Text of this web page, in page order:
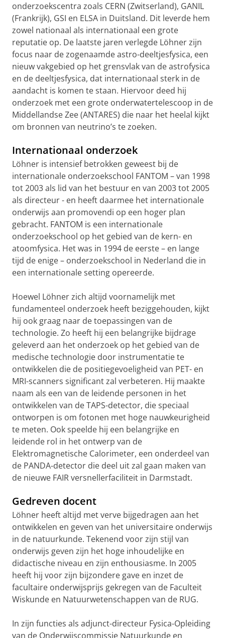
onderzoekscentra zoals CERN (Zwitserland), GANIL
(Frankrijk), GSI en ELSA in Duitsland. Dit leverde hem
zowel nationaal als internationaal een grote
reputatie op. De laatste jaren verlegde Löhner zijn
focus naar de zogenaamde astro-deeltjesfysica, een
nieuw vakgebied op het grensvlak van de astrofysica
en de deeltjesfysica, dat internationaal sterk in de
aandacht is komen te staan. Hiervoor deed hij
onderzoek met een grote onderwatertelescoop in de
Middellandse Zee (ANTARES) die naar het heelal kijkt
om bronnen van neutrino’s te zoeken.
Internationaal onderzoek
Löhner is intensief betrokken geweest bij de
internationale onderzoekschool FANTOM – van 1998
tot 2003 als lid van het bestuur en van 2003 tot 2005
als directeur - en heeft daarmee het internationale
onderwijs aan promovendi op een hoger plan
gebracht. FANTOM is een internationale
onderzoekschool op het gebied van de kern- en
atoomfysica. Het was in 1994 de eerste – en lange
tijd de enige – onderzoekschool in Nederland die in
een internationale setting opereerde.
Hoewel Löhner zich altijd voornamelijk met
fundamenteel onderzoek heeft beziggehouden, kijkt
hij ook graag naar de toepassingen van de
technologie. Zo heeft hij een belangrijke bijdrage
geleverd aan het onderzoek op het gebied van de
medische technologie door instrumentatie te
ontwikkelen die de positiegevoeligheid van PET- en
MRI-scanners significant zal verbeteren. Hij maakte
naam als een van de leidende personen in het
ontwikkelen van de TAPS-detector, die speciaal
ontworpen is om fotonen met hoge nauwkeurigheid
te meten. Ook speelde hij een belangrijke en
leidende rol in het ontwerp van de
Elektromagnetische Calorimeter, een onderdeel van
de PANDA-detector die deel uit zal gaan maken van
de nieuwe FAIR versnellerfaciliteit in Darmstadt.
Gedreven docent
Löhner heeft altijd met verve bijgedragen aan het
ontwikkelen en geven van het universitaire onderwijs
in de natuurkunde. Tekenend voor zijn stijl van
onderwijs geven zijn het hoge inhoudelijke en
didactische niveau en zijn enthousiasme. In 2005
heeft hij voor zijn bijzondere gave en inzet de
facultaire onderwijsprijs gekregen van de Faculteit
Wiskunde en Natuurwetenschappen van de RUG.
In zijn functies als adjunct-directeur Fysica-Opleiding
van de Onderwijscommissie Natuurkunde en